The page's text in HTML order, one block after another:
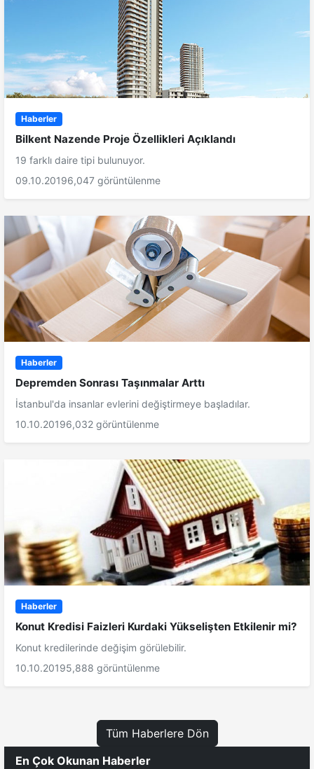
Haberler
Bilkent Nazende Proje Özellikleri Açıklandı
19 farklı daire tipi bulunuyor.
09.10.20196,047 görüntülenme
Haberler
Depremden Sonrası Taşınmalar Arttı
İstanbul'da insanlar evlerini değiştirmeye başladılar.
10.10.20196,032 görüntülenme
Haberler
Konut Kredisi Faizleri Kurdaki Yükselişten Etkilenir mi?
Konut kredilerinde değişim görülebilir.
10.10.20195,888 görüntülenme
Tüm Haberlere Dön
En Çok Okunan Haberler